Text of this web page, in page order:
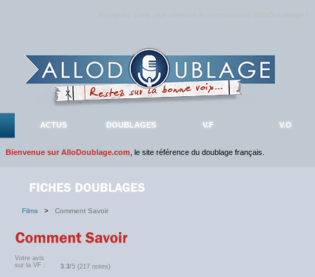
ACTUS DOUBLAGES V.F V.O
Bienvenue sur AlloDoublage.com , le site référence du doublage français.
Films > Comment Savoir
Votre avis
sur la VF :
3.3/5 (217 notes)